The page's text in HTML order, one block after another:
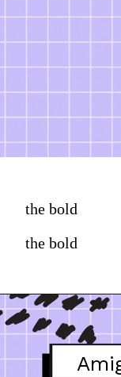
the bold
the bold